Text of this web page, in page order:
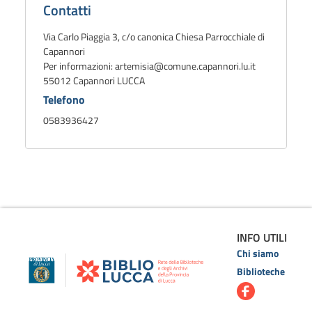
biblioteca
Contatti
Via Carlo Piaggia 3, c/o canonica Chiesa Parrocchiale di
Capannori
Per informazioni: artemisia@comune.capannori.lu.it
55012 Capannori LUCCA
Telefono
0583936427
INFO UTILI
Chi siamo
Biblioteche